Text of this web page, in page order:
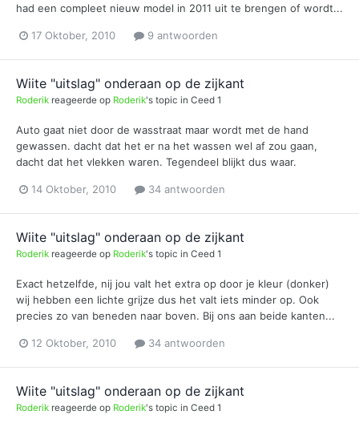
had een compleet nieuw model in 2011 uit te brengen of wordt...
17 Oktober, 2010 9 antwoorden
Wiite "uitslag" onderaan op de zijkant
Roderik reageerde op Roderik's topic in Ceed 1
Auto gaat niet door de wasstraat maar wordt met de hand
gewassen. dacht dat het er na het wassen wel af zou gaan,
dacht dat het vlekken waren. Tegendeel blijkt dus waar.
14 Oktober, 2010 34 antwoorden
Wiite "uitslag" onderaan op de zijkant
Roderik reageerde op Roderik's topic in Ceed 1
Exact hetzelfde, nij jou valt het extra op door je kleur (donker)
wij hebben een lichte grijze dus het valt iets minder op. Ook
precies zo van beneden naar boven. Bij ons aan beide kanten...
12 Oktober, 2010 34 antwoorden
Wiite "uitslag" onderaan op de zijkant
Roderik reageerde op Roderik's topic in Ceed 1